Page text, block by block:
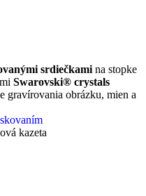
srdiečkami na stopke
Swarovski® crystals
gravírovania obrázku, mien a
kazeta